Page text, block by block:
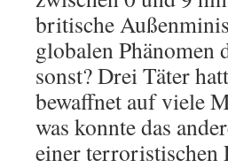
britische
globalen Phänomen
sonst? Drei Täter
bewaffnet auf viele
was konnte das
einer terroristischen